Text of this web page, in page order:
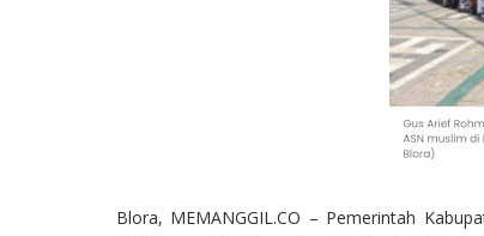
Blora, MEMANGGIL.CO – Pemerintah